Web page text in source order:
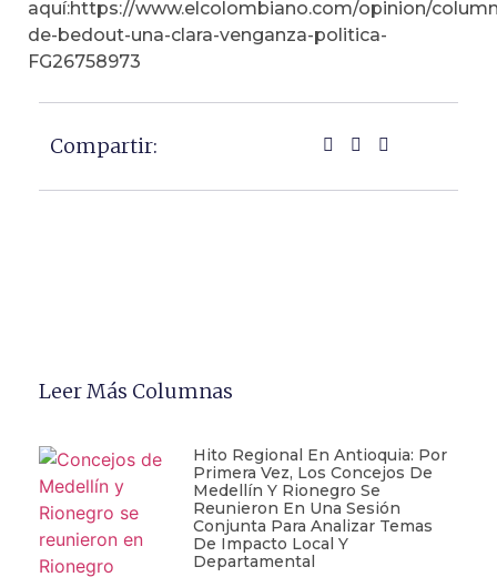
aquí:https://www.elcolombiano.com/opinion/
de-bedout-una-clara-venganza-politica-
FG26758973
Compartir:
Leer Más Columnas
Hito Regional En Antioquia: Por
Primera Vez, Los Concejos De
Medellín Y Rionegro Se
Reunieron En Una Sesión
Conjunta Para Analizar Temas
De Impacto Local Y
Departamental